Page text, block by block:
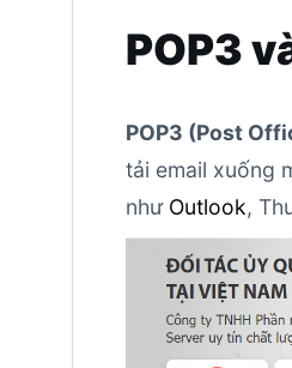
POP3
POP3 (Post
tải email xuống
như Outlook,